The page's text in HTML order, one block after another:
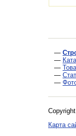
—
—
—
—
—
Карта